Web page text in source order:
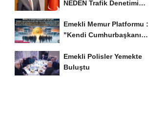
NEDEN Trafik Denetimi
Emekli Memur Platformu :
"Kendi Cumhurbaşkanı
Emekli Polisler Yemekte
Buluştu